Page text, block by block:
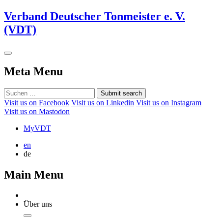
Verband Deutscher Tonmeister e. V.
(VDT)
Meta Menu
Submit search
Visit us on Facebook Visit us on Linkedin Visit us on Instagram
Visit us on Mastodon
MyVDT
en
de
Main Menu
Über uns